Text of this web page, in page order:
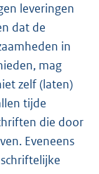
leveringen
dat de
in
mag
zelf (laten)
tijde
die door
Eveneens